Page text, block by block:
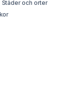
Städer och orter